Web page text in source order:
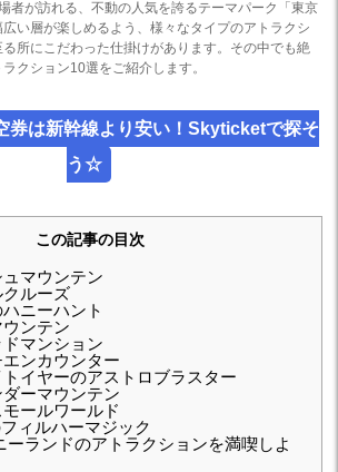
者が訪れる、不動の人気を誇るテーマパーク「東京
い層が楽しめるよう、様々なタイプのアトラクシ
所にこだわった仕掛けがあります。その中でも絶
クション10選をご紹介します。
券は新幹線より安い！Skyticketで探そ
う☆
この記事の目次
マウンテン
クルーズ
ニーハント
ンテン
マンション
ンカウンター
トイヤーのアストロブラスター
ーマウンテン
ールワールド
ィルハーマジック
ーランドのアトラクションを満喫しよ